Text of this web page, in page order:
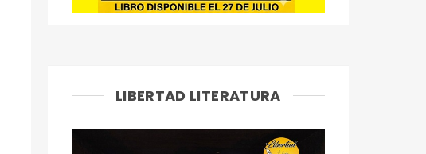
LIBERTAD LITERATURA